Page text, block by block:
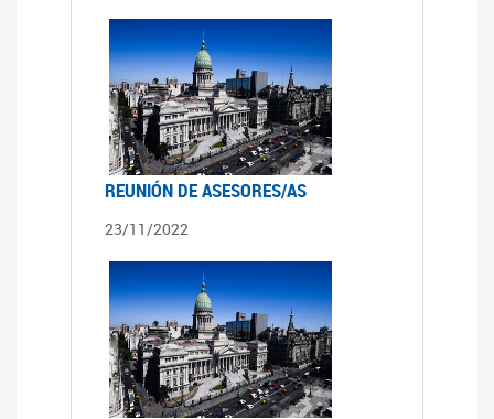
REUNIÓN DE ASESORES/AS
23/11/2022